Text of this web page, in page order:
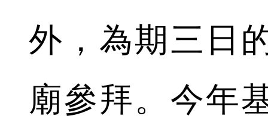
外，為期三日
廟參拜。今年